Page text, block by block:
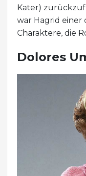
Kater)
war Hagrid einer
Charaktere, die
Dolores